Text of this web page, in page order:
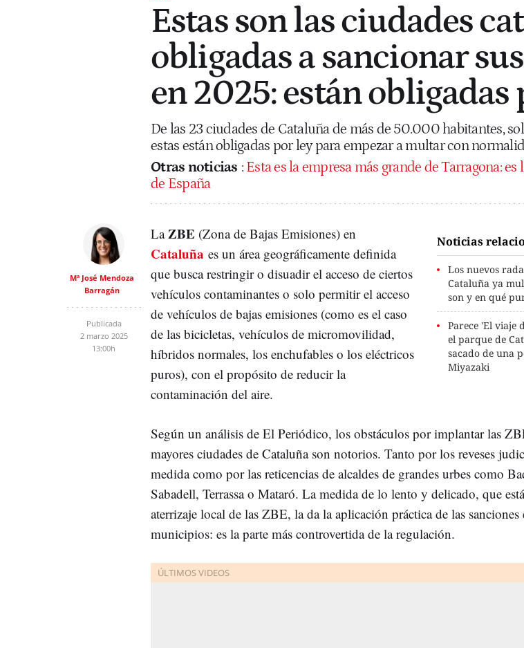
Estas son las ciudades
obligadas a sancionar
en 2025: están obligadas
De las 23 ciudades de Cataluña de más de 50.000 habitantes,
estas están obligadas por ley para empezar a multar con
Otras noticias : Esta es la empresa más grande de Tarragona: es
de España
Mª José Mendoza
Barragán
Publicada
2 marzo 2025
13:00h
Noticias
Los nuevos
Cataluña ya
son y en qué
Parece 'El viaje
el parque de
sacado de una
Miyazaki
LaZBE (Zona de Bajas Emisiones) en
Cataluña es un área geográficamente definida
que busca restringir o disuadir el acceso de ciertos
vehículos contaminantes o solo permitir el acceso
de vehículos de bajas emisiones (como es el caso
de las bicicletas, vehículos de micromovilidad,
híbridos normales, los enchufables o los eléctricos
puros), con el propósito de reducir la
contaminación del aire.
Según un análisis de El Periódico, los obstáculos por implantar las
mayores ciudades de Cataluña son notorios. Tanto por los reveses
medida como por las reticencias de alcaldes de grandes urbes como
Sabadell, Terrassa o Mataró. La medida de lo lento y delicado, que
aterrizaje local de las ZBE, la da la aplicación práctica de las sanciones
municipios: es la parte más controvertida de la regulación.